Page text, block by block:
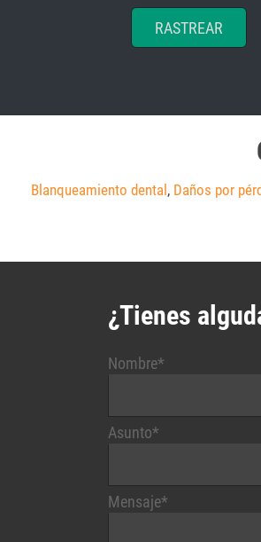
RASTREAR
Blanqueamiento dental , Daños por
¿Tienes
Nombre*
Asunto*
Mensaje*